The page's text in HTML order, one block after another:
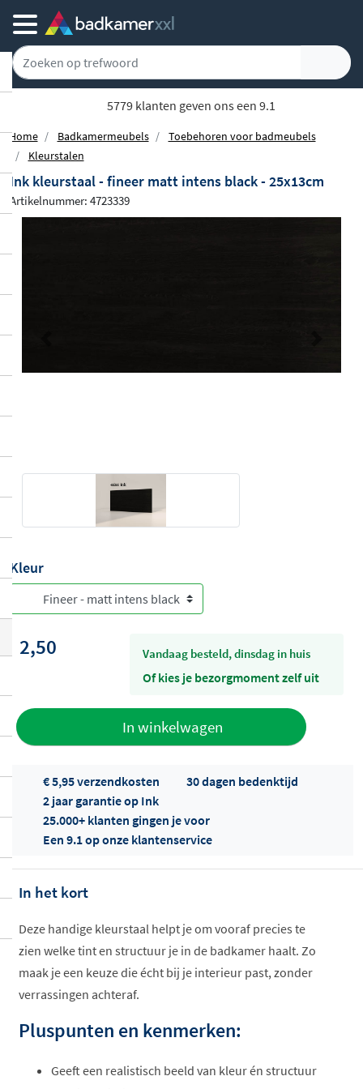
Gratis bezorgd vanaf 100,-
Home Badkamermeubels
Toebehoren voor badmeubels
Kleurstalen
Ink kleurstaal - fineer matt intens black - 25x13cm
Artikelnummer: 4723339
Kleur
2,50 vandaag besteld, dinsdag in huis
Of kies je bezorgmoment zelf uit
In winkelwagen
Offertes
€ 5,95 verzendkosten
30 dagen bedenktijd
2 jaar garantie op Ink
25.000+ klanten gingen je voor
Een 9.1 op onze klantenservice
In het kort
Deze handige kleurstaal helpt je om vooraf precies te
zien welke tint en structuur je in de badkamer haalt. Zo
maak je een keuze die écht bij je interieur past, zonder
verrassingen achteraf.
Pluspunten en kenmerken:
Geeft een realistisch beeld van kleur én structuur